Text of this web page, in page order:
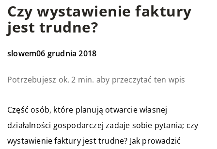
Czy wystawienie faktury
jest trudne?
slowem06 grudnia 2018
Potrzebujesz ok. 2 min. aby przeczytać ten wpis
Część osób, które planują otwarcie własnej
działalności gospodarczej zadaje sobie pytania; czy
wystawienie faktury jest trudne? Jak prowadzić